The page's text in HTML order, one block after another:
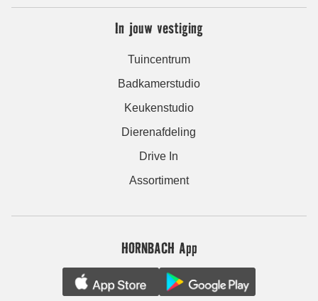
In jouw vestiging
Tuincentrum
Badkamerstudio
Keukenstudio
Dierenafdeling
Drive In
Assortiment
HORNBACH App